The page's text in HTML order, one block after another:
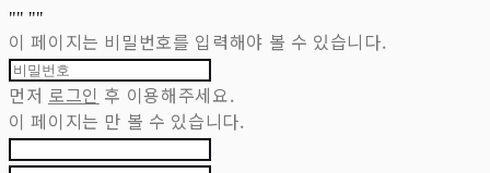
"" ""
이 페이지는 비밀번호를 입력해야 볼 수 있습니다.
먼저 로그인 후 이용해주세요.
이 페이지는 만 볼 수 있습니다.